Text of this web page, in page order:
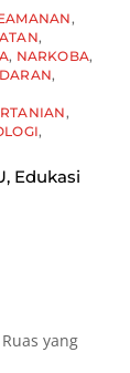
,
,
, NARKOBA,
,
,
,
Edukasi
Ruas yang